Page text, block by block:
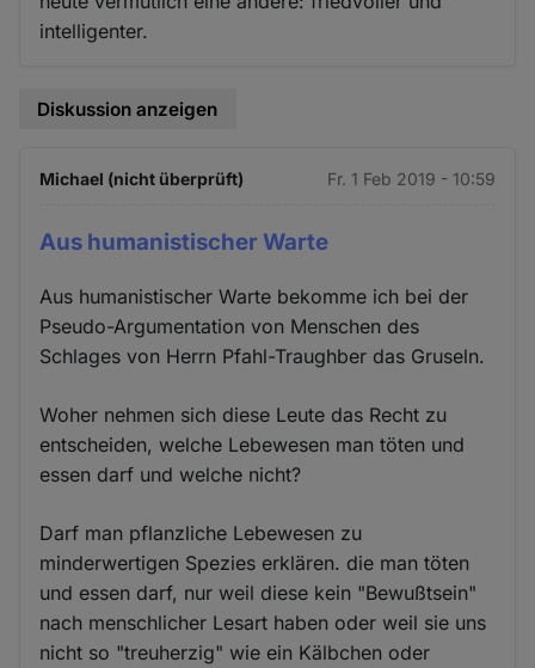
intelligenter.
Diskussion anzeigen
Michael (nicht überprüft) Fr. 1 Feb 2019 - 10:59
Aus humanistischer Warte
Aus humanistischer Warte bekomme ich bei der
Pseudo-Argumentation von Menschen des
Schlages von Herrn Pfahl-Traughber das Gruseln.
Woher nehmen sich diese Leute das Recht zu
entscheiden, welche Lebewesen man töten und
essen darf und welche nicht?
Darf man pflanzliche Lebewesen zu
minderwertigen Spezies erklären. die man töten
und essen darf, nur weil diese kein "Bewußtsein"
nach menschlicher Lesart haben oder weil sie uns
nicht so "treuherzig" wie ein Kälbchen oder